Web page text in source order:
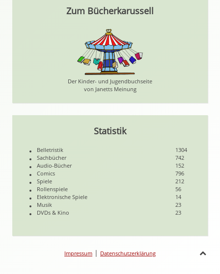
Zum Bücherkarussell
Der Kinder- und Jugendbuchseite
von Janetts Meinung
Statistik
Belletristik
1304
Sachbücher
742
Audio-Bücher
152
Comics
796
Spiele
212
Rollenspiele
56
Elektronische Spiele
14
Musik
23
DVDs & Kino
23
Impressum | Datenschutzerklärung